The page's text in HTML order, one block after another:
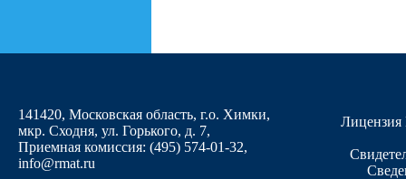
141420, Московская область, г.о. Химки,
мкр. Сходня, ул. Горького, д. 7,
Приемная комиссия: (495) 574-01-32,
info@rmat.ru
Лицензия